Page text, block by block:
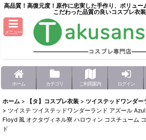
高品質！高復元度！原作に忠実した手作り、ボリュー
こだわった品質の良いコスプレ衣
メニュー
ホーム カテゴリ ご利用案内 ログイン
ホーム > 【タ】コスプレ衣装 > ツイステッドワンダー
> ツイステ ツイステッドワンダーランド アズール
Floyd 風 オクタヴィネル寮 ハロウィン コスチューム
ド